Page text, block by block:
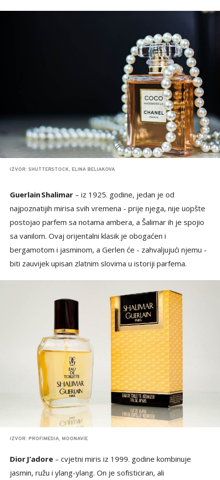
IZVOR: SHUTTERSTOCK, ELINA BELIAKOVA
Guerlain Shalimar – iz 1925. godine, jedan je od
najpoznatijih mirisa svih vremena - prije njega, nije uopšte
postojao parfem sa notama ambera, a Šalimar ih je spojio
sa vanilom. Ovaj orijentalni klasik je obogaćen i
bergamotom i jasminom, a Gerlen će - zahvaljujući njemu -
biti zauvijek upisan zlatnim slovima u istoriji parfema.
IZVOR: PROFIMEDIA, MOONAVIE
Dior J’adore – cvjetni miris iz 1999. godine kombinuje
jasmin, ružu i ylang-ylang. On je sofisticiran, ali